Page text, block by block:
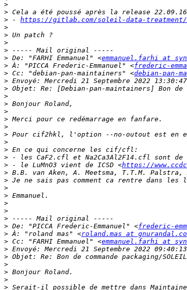
>
>
> - https://gitlab.com/soleil-data-treatment/
>
>
>
>
> De: "FARHI Emmanuel" <emmanuel.farhi at
> À: "PICCA Frederic-Emmanuel" <frederic-
> Cc: "debian-pan-maintainers" <debian-pan-
>
>
>
>
>
>
>
>
>
>
>
> - le LuMnO3 vient de ICSD <https://
>
>
>
>
>
>
>
> De: "PICCA Frederic-Emmanuel" <frederic-
> À: "roland mas" <roland.mas at
> Cc: "FARHI Emmanuel" <emmanuel.farhi at
>
>
>
>
>
>